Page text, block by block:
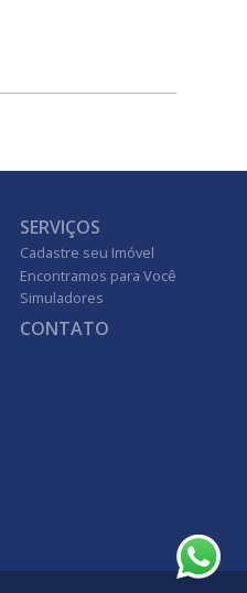
SERVIÇOS
Cadastre seu Imóvel
Encontramos para Você
Simuladores
CONTATO